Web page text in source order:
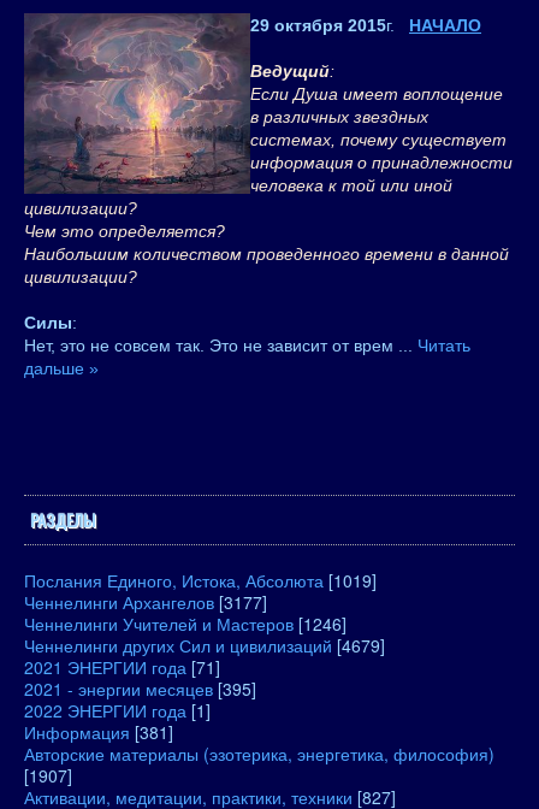
29 октября 2015г. НАЧАЛО
Ведущий:
Если Душа имеет воплощение
в различных звездных
системах, почему существует
информация о принадлежности
человека к той или иной
цивилизации?
Чем это определяется?
Наибольшим количеством проведенного времени в данной
цивилизации?
Силы:
Нет, это не совсем так. Это не зависит от врем
Читать
дальше »
РАЗДЕЛЫ
Послания Единого, Истока, Абсолюта [1019]
Ченнелинги Архангелов [3177]
Ченнелинги Учителей и Мастеров [1246]
Ченнелинги других Сил и цивилизаций [4679]
2021 ЭНЕРГИИ года [71]
2021 - энергии месяцев [395]
2022 ЭНЕРГИИ года [1]
Информация [381]
Авторские материалы (эзотерика, энергетика, философия)
[1907]
Активации, медитации, практики, техники [827]